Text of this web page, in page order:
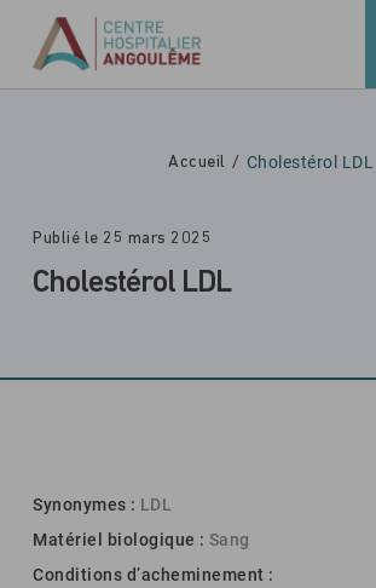
Accueil Cholestérol LDL
Publié le 25 mars 2025
Cholestérol LDL
Synonymes : LDL
Matériel biologique : Sang
Conditions d’acheminement :